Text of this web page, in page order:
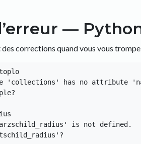
—
corrections quand vous vous
'collections' has no attribute
is not defined.